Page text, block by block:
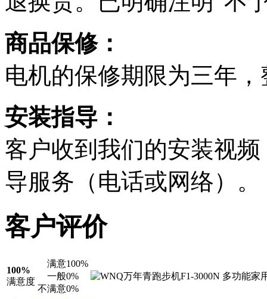
商品保修：
电机的保修期限为三年
安装指导：
客户收到我们的安装视
导服务（电话或网络）。
客户评价
100%
满意度
满意100%
一般0%
不满意0%